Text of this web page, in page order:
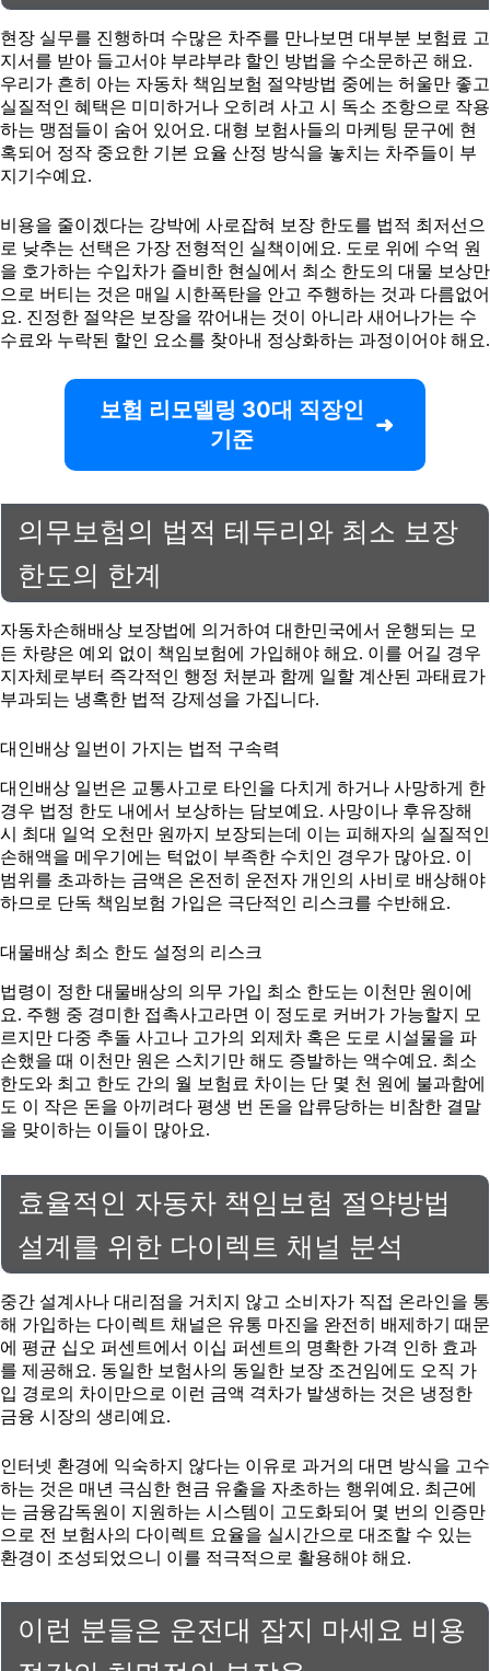
현장 실무를 진행하며 수많은 차주를 만나보면 대부분 보험료 고
지서를 받아 들고서야 부랴부랴 할인 방법을 수소문하곤 해요.
우리가 흔히 아는 자동차 책임보험 절약방법 중에는 허울만 좋고
실질적인 혜택은 미미하거나 오히려 사고 시 독소 조항으로 작용
하는 맹점들이 숨어 있어요. 대형 보험사들의 마케팅 문구에 현
혹되어 정작 중요한 기본 요율 산정 방식을 놓치는 차주들이 부
지기수예요.
비용을 줄이겠다는 강박에 사로잡혀 보장 한도를 법적 최저선으
로 낮추는 선택은 가장 전형적인 실책이에요. 도로 위에 수억 원
을 호가하는 수입차가 즐비한 현실에서 최소 한도의 대물 보상만
으로 버티는 것은 매일 시한폭탄을 안고 주행하는 것과 다름없어
요. 진정한 절약은 보장을 깎어내는 것이 아니라 새어나가는 수
수료와 누락된 할인 요소를 찾아내 정상화하는 과정이어야 해요.
보험 리모델링 30대 직장인
기준
의무보험의 법적 테두리와 최소 보장
한도의 한계
자동차손해배상 보장법에 의거하여 대한민국에서 운행되는 모
든 차량은 예외 없이 책임보험에 가입해야 해요. 이를 어길 경우
지자체로부터 즉각적인 행정 처분과 함께 일할 계산된 과태료가
부과되는 냉혹한 법적 강제성을 가집니다.
대인배상 일번이 가지는 법적 구속력
대인배상 일번은 교통사고로 타인을 다치게 하거나 사망하게 한
경우 법정 한도 내에서 보상하는 담보예요. 사망이나 후유장해
시 최대 일억 오천만 원까지 보장되는데 이는 피해자의 실질적인
손해액을 메우기에는 턱없이 부족한 수치인 경우가 많아요. 이
범위를 초과하는 금액은 온전히 운전자 개인의 사비로 배상해야
하므로 단독 책임보험 가입은 극단적인 리스크를 수반해요.
대물배상 최소 한도 설정의 리스크
법령이 정한 대물배상의 의무 가입 최소 한도는 이천만 원이에
요. 주행 중 경미한 접촉사고라면 이 정도로 커버가 가능할지 모
르지만 다중 추돌 사고나 고가의 외제차 혹은 도로 시설물을 파
손했을 때 이천만 원은 스치기만 해도 증발하는 액수예요. 최소
한도와 최고 한도 간의 월 보험료 차이는 단 몇 천 원에 불과함에
도 이 작은 돈을 아끼려다 평생 번 돈을 압류당하는 비참한 결말
을 맞이하는 이들이 많아요.
효율적인 자동차 책임보험 절약방법
설계를 위한 다이렉트 채널 분석
중간 설계사나 대리점을 거치지 않고 소비자가 직접 온라인을 통
해 가입하는 다이렉트 채널은 유통 마진을 완전히 배제하기 때문
에 평균 십오 퍼센트에서 이십 퍼센트의 명확한 가격 인하 효과
를 제공해요. 동일한 보험사의 동일한 보장 조건임에도 오직 가
입 경로의 차이만으로 이런 금액 격차가 발생하는 것은 냉정한
금융 시장의 생리예요.
인터넷 환경에 익숙하지 않다는 이유로 과거의 대면 방식을 고수
하는 것은 매년 극심한 현금 유출을 자초하는 행위예요. 최근에
는 금융감독원이 지원하는 시스템이 고도화되어 몇 번의 인증만
으로 전 보험사의 다이렉트 요율을 실시간으로 대조할 수 있는
환경이 조성되었으니 이를 적극적으로 활용해야 해요.
이런 분들은 운전대 잡지 마세요 비용